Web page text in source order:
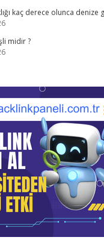
kaç derece olunca denize
midir ?